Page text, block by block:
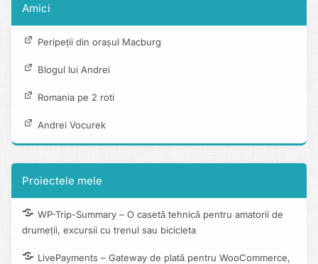
Amici
Peripeții din orașul Macburg
Blogul lui Andrei
Romania pe 2 roti
Andrei Vocurek
Proiectele mele
WP-Trip-Summary – O casetă tehnică pentru amatorii de
drumeții, excursii cu trenul sau bicicleta
LivePayments – Gateway de plată pentru WooCommerce,